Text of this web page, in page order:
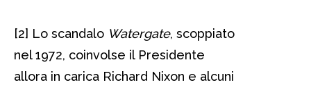
[2] Lo scandalo Watergate, scoppiato
nel 1972, coinvolse il Presidente
allora in carica Richard Nixon e alcuni